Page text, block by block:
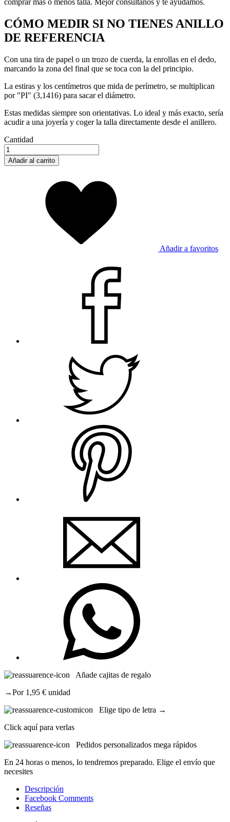
comprar más o menos talla. Mejor consúltanos y te ayudamos.
CÓMO MEDIR SI NO TIENES ANILLO
DE REFERENCIA
Con una tira de papel o un trozo de cuerda, la enrollas en el dedo,
marcando la zona del final que se toca con la del principio.
La estiras y los centímetros que mida de perímetro, se multiplican
por "PI" (3,1416) para sacar el diámetro.
Estas medidas siempre son orientativas. Lo ideal y más exacto, sería
acudir a una joyería y coger la talla directamente desde el anillero.
Cantidad
Añadir al carrito
Añadir a favoritos
Añade cajitas de regalo
→Por 1,95 € unidad
Elige tipo de letra →
Click aquí para verlas
Pedidos personalizados mega rápidos
En 24 horas o menos, lo tendremos preparado. Elige el envío que
necesites
Descripción
Facebook Comments
Reseñas